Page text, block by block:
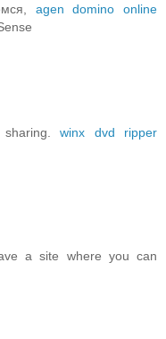
agen domino online
sharing.winx dvd ripper
a site where you can